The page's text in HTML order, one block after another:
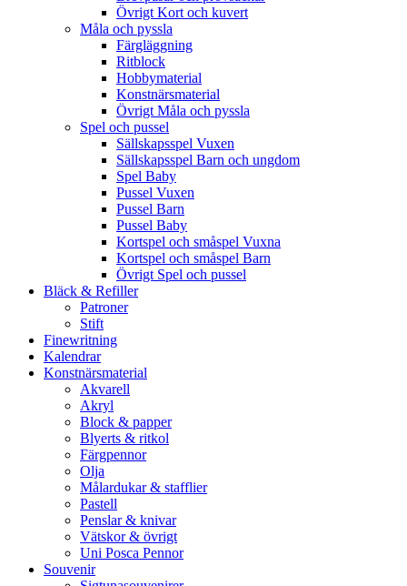
Övrigt Kort och kuvert
Måla och pyssla
Färgläggning
Ritblock
Hobbymaterial
Konstnärsmaterial
Övrigt Måla och pyssla
Spel och pussel
Sällskapsspel Vuxen
Sällskapsspel Barn och ungdom
Spel Baby
Pussel Vuxen
Pussel Barn
Pussel Baby
Kortspel och småspel Vuxna
Kortspel och småspel Barn
Övrigt Spel och pussel
Bläck & Refiller
Patroner
Stift
Finewritning
Kalendrar
Konstnärsmaterial
Akvarell
Akryl
Block & papper
Blyerts & ritkol
Färgpennor
Olja
Målardukar & stafflier
Pastell
Penslar & knivar
Vätskor & övrigt
Uni Posca Pennor
Souvenir